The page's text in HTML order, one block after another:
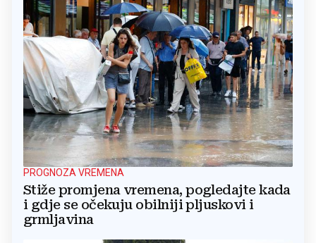
PROGNOZA VREMENA
Stiže promjena vremena, pogledajte kada
i gdje se očekuju obilniji pljuskovi i
grmljavina